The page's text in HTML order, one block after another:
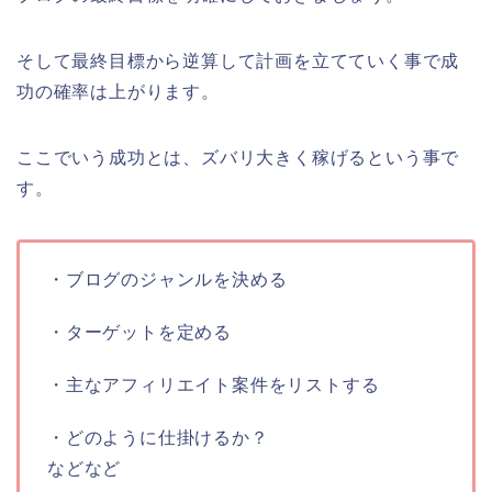
そして最終目標から逆算して計画を立てていく事で成
功の確率は上がります。
ここでいう成功とは、ズバリ大きく稼げるという事で
す。
・ブログのジャンルを決める
・ターゲットを定める
・主なアフィリエイト案件をリストする
・どのように仕掛けるか？
などなど